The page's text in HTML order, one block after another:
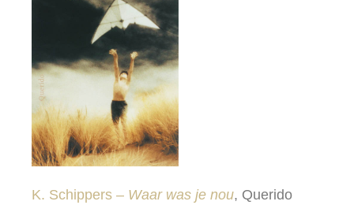
K. Schippers – Waar was je nou, Querido